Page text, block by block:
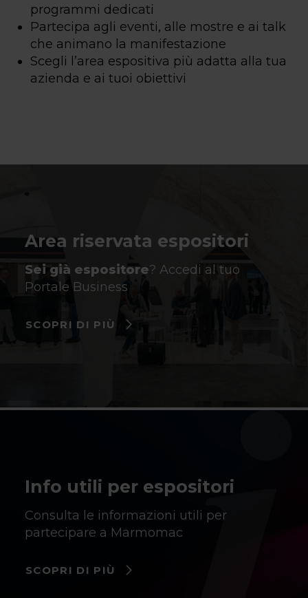
programmi dedicati
Partecipa agli eventi, alle mostre e ai talk
che animano la manifestazione
Scegli l’area espositiva più adatta alla tua
azienda e ai tuoi obiettivi
Area riservata espositori
Sei già espositore? Accedi al tuo
Portale Business
SCOPRI DI PIÙ
Info utili per espositori
Consulta le informazioni utili per
partecipare a Marmomac
SCOPRI DI PIÙ